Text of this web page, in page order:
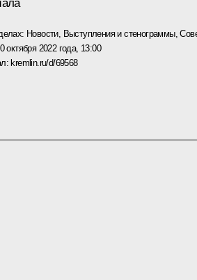
Новости, Выступления и стенограммы,
октября 2022 года, 13:00
kremlin.ru/d/69568